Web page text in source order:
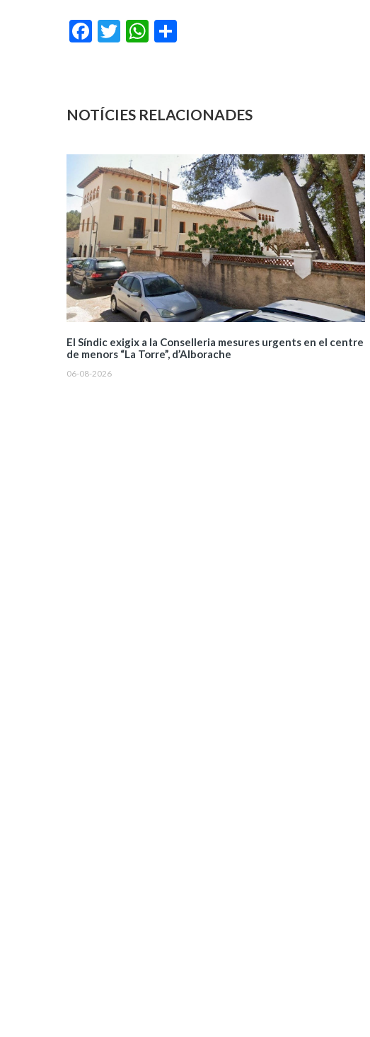
Facebook
Twitter WhatsApp
NOTÍCIES RELACIONADES
El Síndic exigix a la Conselleria mesures urgents en el centre
de menors “La Torre”, d’Alborache
06-08-2026